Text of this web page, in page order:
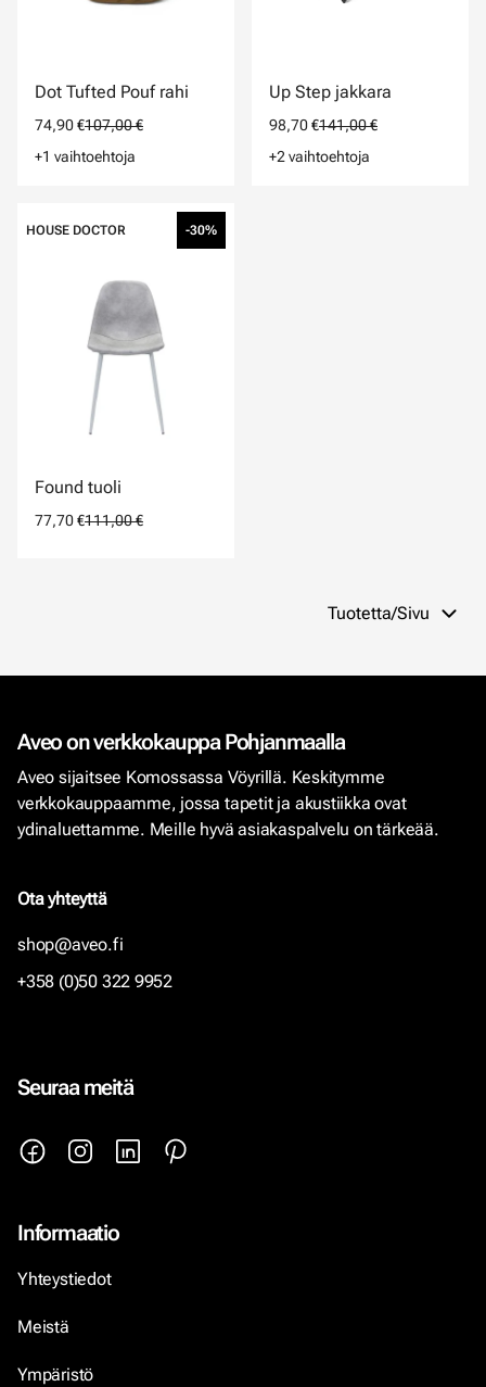
Dot Tufted Pouf rahi
74,90 €107,00 €
+1 vaihtoehtoja
Up Step jakkara
98,70 €141,00 €
+2 vaihtoehtoja
HOUSE DOCTOR -30%
Found tuoli
77,70 €111,00 €
Tuotetta/Sivu
Aveo on verkkokauppa Pohjanmaalla
Aveo sijaitsee Komossassa Vöyrillä. Keskitymme
verkkokauppaamme, jossa tapetit ja akustiikka ovat
ydinaluettamme. Meille hyvä asiakaspalvelu on tärkeää.
Ota yhteyttä
shop@aveo.fi
+358 (0)50 322 9952
Seuraa meitä
Informaatio
Yhteystiedot
Meistä
Ympäristö